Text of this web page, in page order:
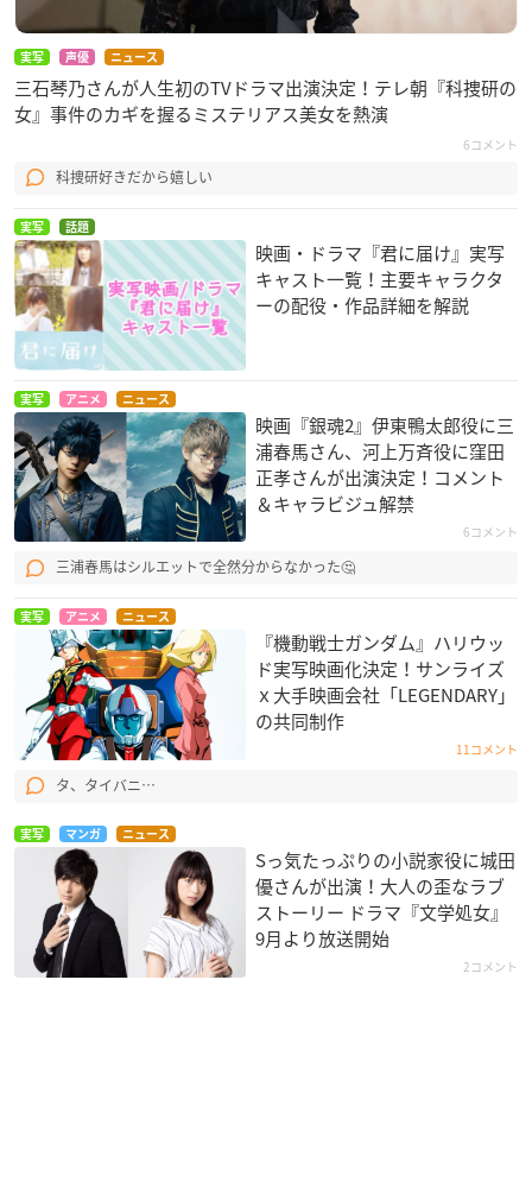
実写 声優 ニュース
三石琴乃さんが人生初のTVドラマ出演決定！テレ朝『科捜研の
女』事件のカギを握るミステリアス美女を熱演
6コメント
科捜研好きだから嬉しい
実写 話題
映画・ドラマ『君に届け』実写
キャスト一覧！主要キャラクタ
ーの配役・作品詳細を解説
実写 アニメ ニュース
映画『銀魂2』伊東鴨太郎役に三
浦春馬さん、河上万斉役に窪田
正孝さんが出演決定！コメント
＆キャラビジュ解禁
6コメント
三浦春馬はシルエットで全然分からなかった🤔
実写 アニメ ニュース
『機動戦士ガンダム』ハリウッ
ド実写映画化決定！サンライズ
ｘ大手映画会社​「LEGENDARY​​」
の共同制作
11コメント
タ、タイバニ…
実写 マンガ ニュース
Sっ気たっぷりの小説家役に城田
優さんが出演！大人の歪なラブ
ストーリー ドラマ『文学処女』
9月より放送開始
2コメント